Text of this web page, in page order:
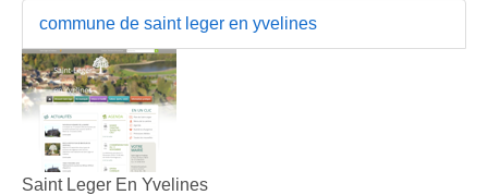
commune de saint leger en yvelines
Saint Leger En Yvelines